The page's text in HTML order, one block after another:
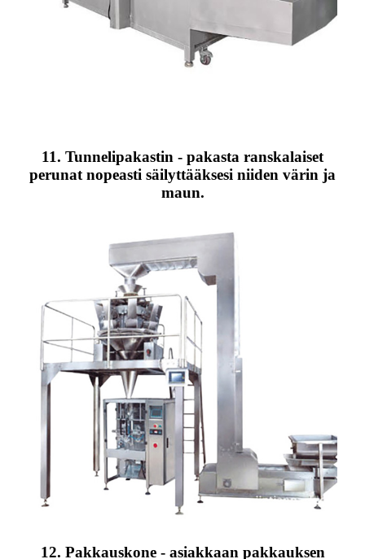
11. Tunnelipakastin - pakasta ranskalaiset
perunat nopeasti säilyttääksesi niiden värin ja
maun.
12. Pakkauskone - asiakkaan pakkauksen